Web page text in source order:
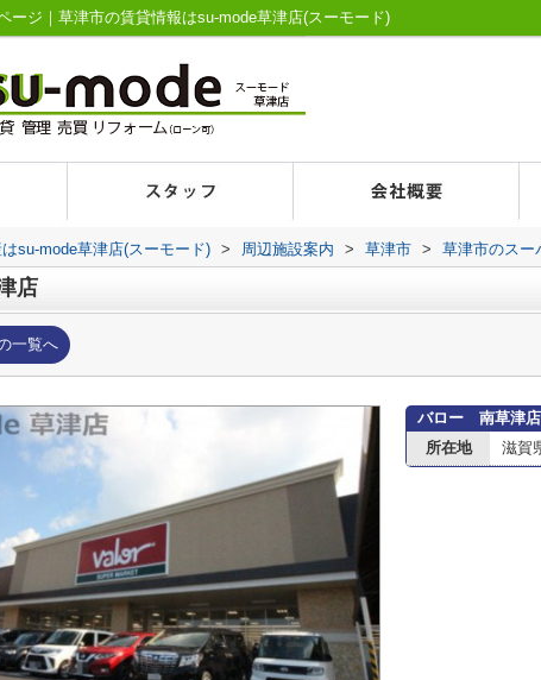
ジ｜草津市の賃貸情報はsu-mode草津店(スーモード)
su-mode草津店(スーモード) > 周辺施設案内 > 草津市 > 草津市のスー
店
一覧へ
バロー 南草津店
所在地
滋賀